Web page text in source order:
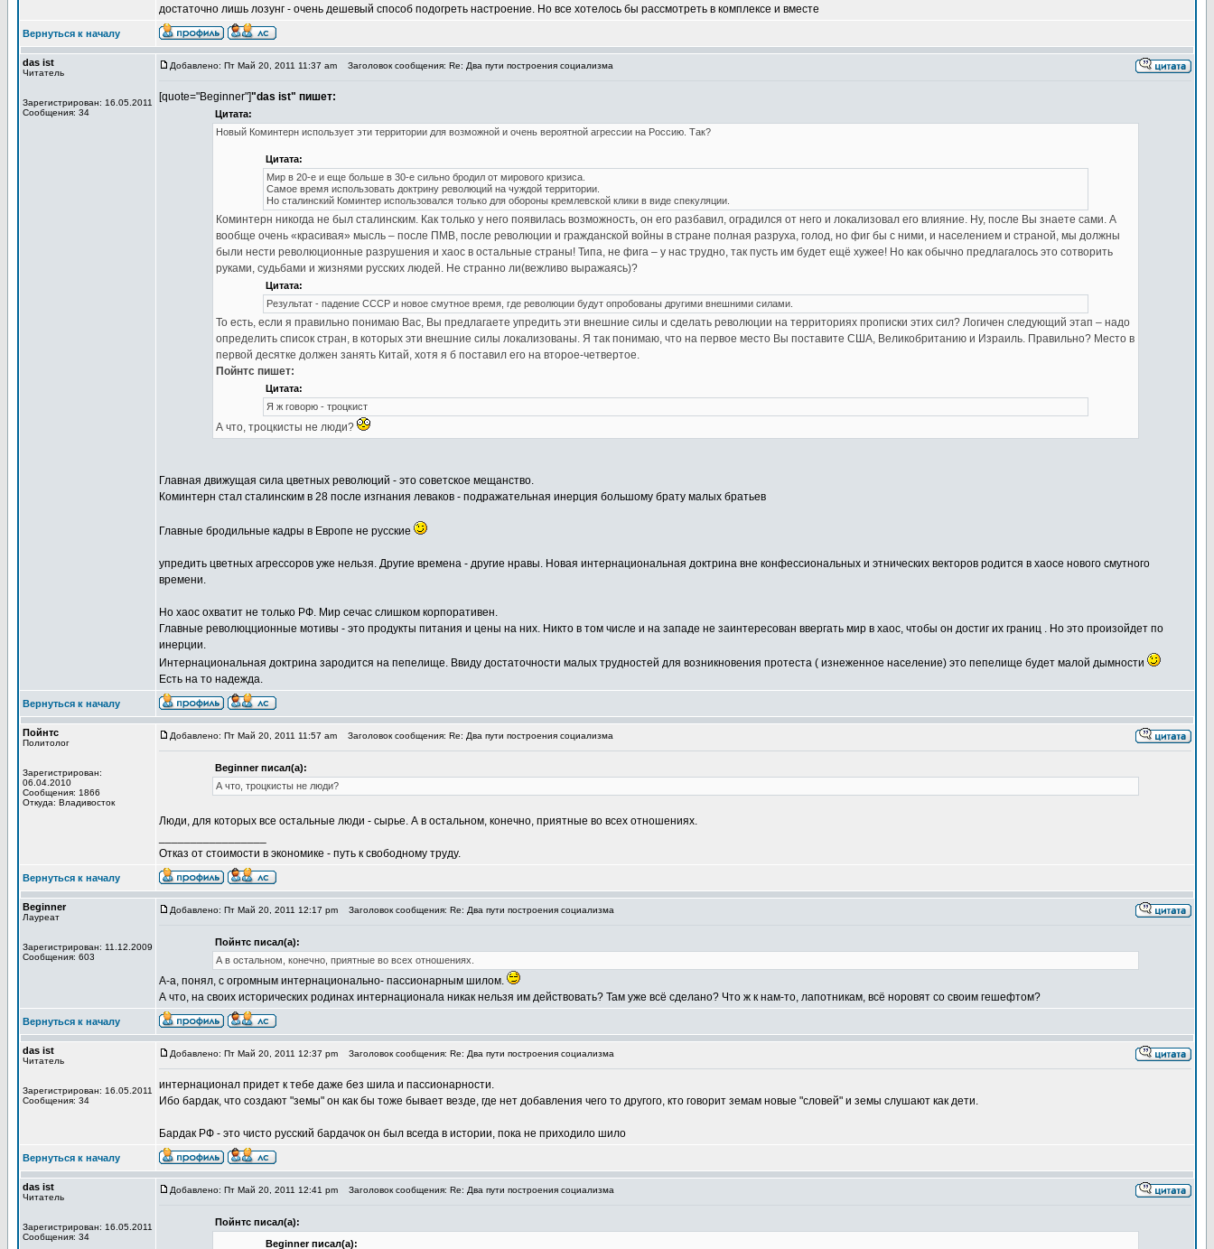
достаточно лишь лозунг - очень дешевый способ подогреть настроение. Но все хотелось бы рассмотреть в комплексе и вместе
Вернуться к началу
das ist
Читатель
Зарегистрирован: 16.05.2011
Сообщения: 34
Добавлено: Пт Май 20, 2011 11:37 am Заголовок сообщения: Re: Два пути построения социализма
[quote="Beginner"]"das ist" пишет:
Цитата:
Новый Коминтерн использует эти территории для возможной и очень вероятной агрессии на Россию. Так?
Цитата:
Мир в 20-е и еще больше в 30-е сильно бродил от мирового кризиса.
Самое время использовать доктрину революций на чуждой территории.
Но сталинский Коминтер использовался только для обороны кремлевской клики в виде спекуляции.
Коминтерн никогда не был сталинским. Как только у него появилась возможность, он его разбавил, оградился от него и локализовал его влияние. Ну, после Вы знаете сами. А
вообще очень «красивая» мысль – после ПМВ, после революции и гражданской войны в стране полная разруха, голод, но фиг бы с ними, и населением и страной, мы должны
были нести революционные разрушения и хаос в остальные страны! Типа, не фига – у нас трудно, так пусть им будет ещё хужее! Но как обычно предлагалось это сотворить
руками, судьбами и жизнями русских людей. Не странно ли(вежливо выражаясь)?
Цитата:
Результат - падение СССР и новое смутное время, где революции будут опробованы другими внешними силами.
То есть, если я правильно понимаю Вас, Вы предлагаете упредить эти внешние силы и сделать революции на территориях прописки этих сил? Логичен следующий этап – надо
определить список стран, в которых эти внешние силы локализованы. Я так понимаю, что на первое место Вы поставите США, Великобританию и Израиль. Правильно? Место в
первой десятке должен занять Китай, хотя я б поставил его на второе-четвертое.
Пойнтс пишет:
Цитата:
Я ж говорю - троцкист
А что, троцкисты не люди?
Главная движущая сила цветных революций - это советское мещанство.
Коминтерн стал сталинским в 28 после изгнания леваков - подражательная инерция большому брату малых братьев
Главные бродильные кадры в Европе не русские
упредить цветных агрессоров уже нельзя. Другие времена - другие нравы. Новая интернациональная доктрина вне конфессиональных и этнических векторов родится в хаосе нового смутного
времени.
Но хаос охватит не только РФ. Мир сечас слишком корпоративен.
Главные революцционные мотивы - это продукты питания и цены на них. Никто в том числе и на западе не заинтересован ввергать мир в хаос, чтобы он достиг их границ . Но это произойдет по
инерции.
Интернациональная доктрина зародится на пепелище. Ввиду достаточности малых трудностей для возникновения протеста ( изнеженное население) это пепелище будет малой дымности
Есть на то надежда.
Вернуться к началу
Пойнтс
Политолог
Зарегистрирован:
06.04.2010
Сообщения: 1866
Откуда: Владивосток
Добавлено: Пт Май 20, 2011 11:57 am Заголовок сообщения: Re: Два пути построения социализма
Beginner писал(а):
А что, троцкисты не люди?
Люди, для которых все остальные люди - сырье. А в остальном, конечно, приятные во всех отношениях.
Отказ от стоимости в экономике - путь к свободному труду.
Вернуться к началу
Beginner
Лауреат
Зарегистрирован: 11.12.2009
Сообщения: 603
Добавлено: Пт Май 20, 2011 12:17 pm Заголовок сообщения: Re: Два пути построения социализма
Пойнтс писал(а):
А в остальном, конечно, приятные во всех отношениях.
А-а, понял, с огромным интернационально- пассионарным шилом.
А что, на своих исторических родинах интернационала никак нельзя им действовать? Там уже всё сделано? Что ж к нам-то, лапотникам, всё норовят со своим гешефтом?
Вернуться к началу
das ist
Читатель
Зарегистрирован: 16.05.2011
Сообщения: 34
Добавлено: Пт Май 20, 2011 12:37 pm Заголовок сообщения: Re: Два пути построения социализма
интернационал придет к тебе даже без шила и пассионарности.
Ибо бардак, что создают "земы" он как бы тоже бывает везде, где нет добавления чего то другого, кто говорит земам новые "словей" и земы слушают как дети.
Бардак РФ - это чисто русский бардачок он был всегда в истории, пока не приходило шило
Вернуться к началу
das ist
Читатель
Зарегистрирован: 16.05.2011
Сообщения: 34
Добавлено: Пт Май 20, 2011 12:41 pm Заголовок сообщения: Re: Два пути построения социализма
Пойнтс писал(а):
Beginner писал(а):